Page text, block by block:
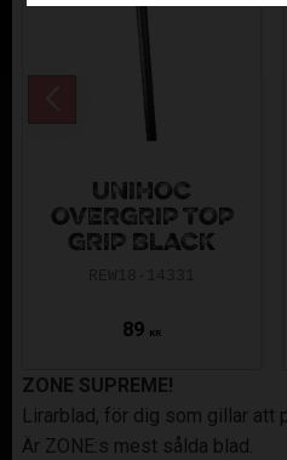
UNIHOC
OVERGRIP TOP
GRIP BLACK
89 KR
ZONE SUPREME!
Lirarblad, för dig som gillar att
Är ZONE:s mest sålda blad.